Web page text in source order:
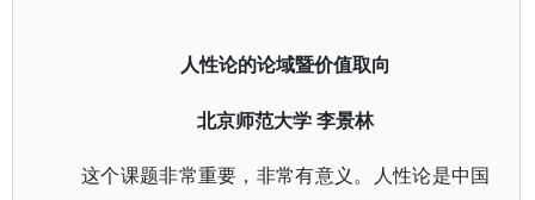
人性论的论域暨价值取向
北京师范大学 李景林
这个课题非常重要，非常有意义。人性论是中国